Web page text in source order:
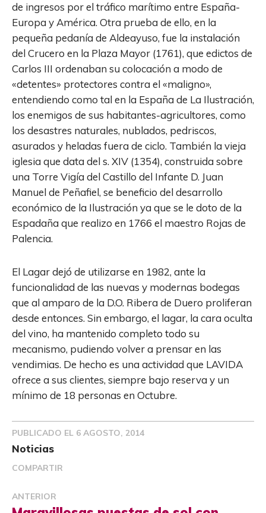
de ingresos por el tráfico marítimo entre España-
Europa y América. Otra prueba de ello, en la
pequeña pedanía de Aldeayuso, fue la instalación
del Crucero en la Plaza Mayor (1761), que edictos de
Carlos III ordenaban su colocación a modo de
«detentes» protectores contra el «maligno»,
entendiendo como tal en la España de La Ilustración,
los enemigos de sus habitantes-agricultores, como
los desastres naturales, nublados, pedriscos,
asurados y heladas fuera de ciclo. También la vieja
iglesia que data del s. XIV (1354), construida sobre
una Torre Vigía del Castillo del Infante D. Juan
Manuel de Peñafiel, se beneficio del desarrollo
económico de la Ilustración ya que se le doto de la
Espadaña que realizo en 1766 el maestro Rojas de
Palencia.
El Lagar dejó de utilizarse en 1982, ante la
funcionalidad de las nuevas y modernas bodegas
que al amparo de la D.O. Ribera de Duero proliferan
desde entonces. Sin embargo, el lagar, la cara oculta
del vino, ha mantenido completo todo su
mecanismo, pudiendo volver a prensar en las
vendimias. De hecho es una actividad que LAVIDA
ofrece a sus clientes, siempre bajo reserva y un
mínimo de 18 personas en Octubre.
PUBLICADO EL 6 AGOSTO, 2014
Noticias
COMPARTIR
ANTERIOR